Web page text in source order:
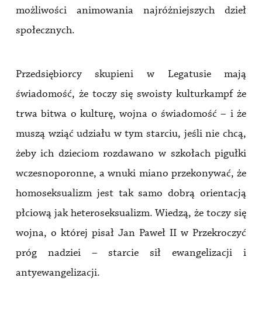
możliwości animowania najróżniejszych dzieł
społecznych.
Przedsiębiorcy skupieni w Legatusie mają
świadomość, że toczy się swoisty kulturkampf że
trwa bitwa o kulturę, wojna o świadomość – i że
muszą wziąć udziału w tym starciu, jeśli nie chcą,
żeby ich dzieciom rozdawano w szkołach pigułki
wczesnoporonne, a wnuki miano przekonywać, że
homoseksualizm jest tak samo dobrą orientacją
płciową jak heteroseksualizm. Wiedzą, że toczy się
wojna, o której pisał Jan Paweł II w Przekroczyć
próg nadziei – starcie sił ewangelizacji i
antyewangelizacji.